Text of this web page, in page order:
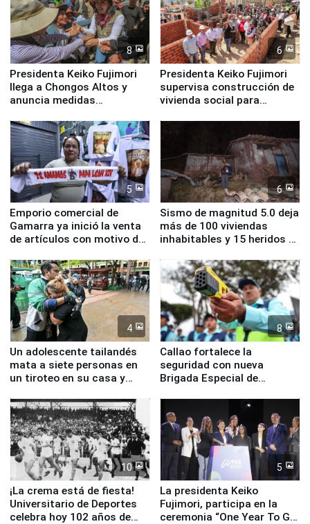
8
Presidenta Keiko Fujimori
llega a Chongos Altos y
anuncia medidas
educación, salud y empleo
6
Presidenta Keiko Fujimori
supervisa construcción de
vivienda social para
5
Emporio comercial de
Gamarra ya inició la venta
de artículos con motivo de
6
Sismo de magnitud 5.0 deja
más de 100 viviendas
inhabitables y 15 heridos en
4
Un adolescente tailandés
mata a siete personas en
un tiroteo en su casa y
8
Callao fortalece la
seguridad con nueva
Brigada Especial de
equipamiento para
Serenazgo
10
¡La crema está de fiesta!
Universitario de Deportes
celebra hoy 102 años de
5
La presidenta Keiko
Fujimori, participa en la
ceremonia “One Year To Go